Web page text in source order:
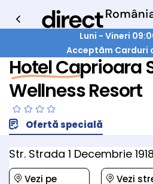
Luni - Vineri
Acceptăm Carduri
Hotel Caprioara
Wellness Resort
Ofertă specială
Str. Strada 1 Decembrie
Vezi pe
Vezi